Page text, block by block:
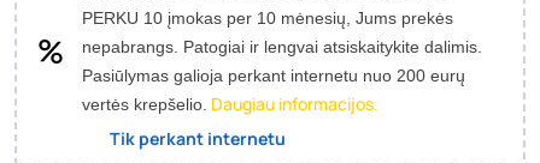
PERKU 10 įmokas per 10 mėnesių, Jums prekės
nepabrangs. Patogiai ir lengvai atsiskaitykite dalimis.
Pasiūlymas galioja perkant internetu nuo 200 eurų
vertės krepšelio. Daugiau informacijos.
Tik perkant internetu